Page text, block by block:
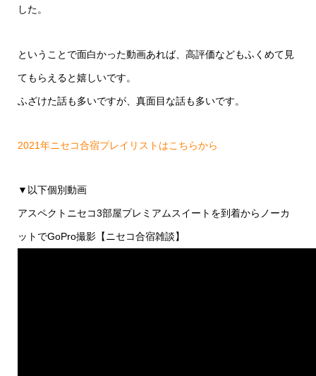
した。
ということで面白かった動画あれば、高評価などもふくめて見
てもらえると嬉しいです。
ふざけた話も多いですが、真面目な話も多いです。
2021年ニセコ合宿プレイリストはこちらから
▼以下個別動画
アスペクトニセコ3部屋プレミアムスイートを到着からノーカ
ットでGoPro撮影【ニセコ合宿雑談】